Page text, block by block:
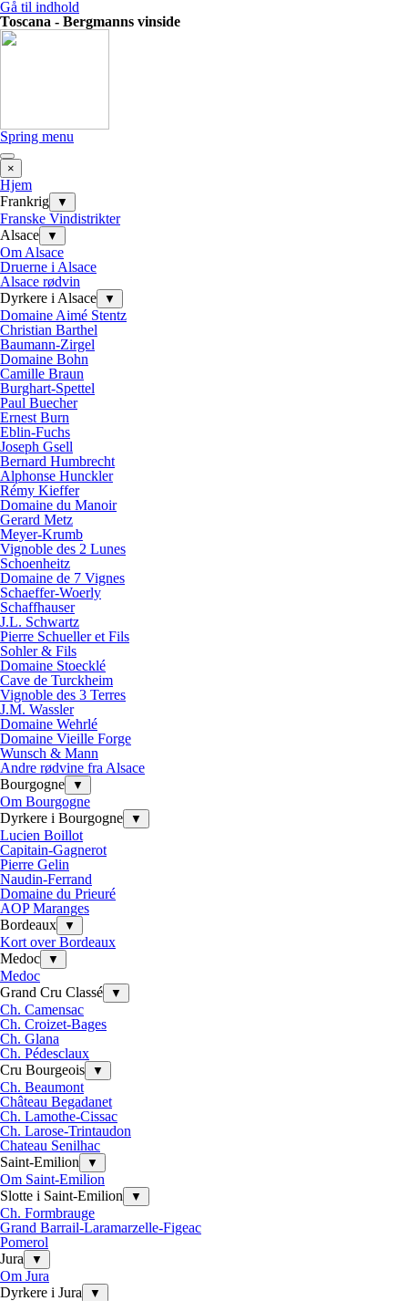
Gå til indhold
Toscana - Bergmanns vinside
Spring menu
×
Hjem
Frankrig
▼
Franske Vindistrikter
Alsace
▼
Om Alsace
Druerne i Alsace
Alsace rødvin
Dyrkere i Alsace
▼
Domaine Aimé Stentz
Christian Barthel
Baumann-Zirgel
Domaine Bohn
Camille Braun
Burghart-Spettel
Paul Buecher
Ernest Burn
Eblin-Fuchs
Joseph Gsell
Bernard Humbrecht
Alphonse Hunckler
Rémy Kieffer
Domaine du Manoir
Gerard Metz
Meyer-Krumb
Vignoble des 2 Lunes
Schoenheitz
Domaine de 7 Vignes
Schaeffer-Woerly
Schaffhauser
J.L. Schwartz
Pierre Schueller et Fils
Sohler & Fils
Domaine Stoecklé
Cave de Turckheim
Vignoble des 3 Terres
J.M. Wassler
Domaine Wehrlé
Domaine Vieille Forge
Wunsch & Mann
Andre rødvine fra Alsace
Bourgogne
▼
Om Bourgogne
Dyrkere i Bourgogne
▼
Lucien Boillot
Capitain-Gagnerot
Pierre Gelin
Naudin-Ferrand
Domaine du Prieuré
AOP Maranges
Bordeaux
▼
Kort over Bordeaux
Medoc
▼
Medoc
Grand Cru Classé
▼
Ch. Camensac
Ch. Croizet-Bages
Ch. Glana
Ch. Pédesclaux
Cru Bourgeois
▼
Ch. Beaumont
Château Begadanet
Ch. Lamothe-Cissac
Ch. Larose-Trintaudon
Chateau Senilhac
Saint-Emilion
▼
Om Saint-Emilion
Slotte i Saint-Emilion
▼
Ch. Formbrauge
Grand Barrail-Laramarzelle-Figeac
Pomerol
Jura
▼
Om Jura
Dyrkere i Jura
▼